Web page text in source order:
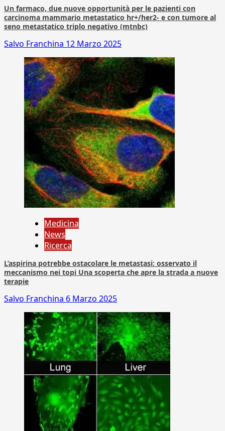
Un farmaco, due nuove opportunità per le pazienti con
carcinoma mammario metastatico hr+/her2- e con tumore al
seno metastatico triplo negativo (mtnbc)
Salvo Franchina 12 Marzo 2025
Medicina
News
Ricerca
L’aspirina potrebbe ostacolare le metastasi: osservato il
meccanismo nei topi Una scoperta che apre la strada a nuove
terapie
Salvo Franchina 6 Marzo 2025